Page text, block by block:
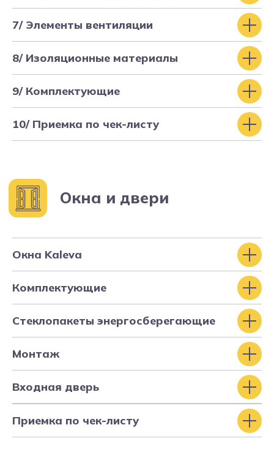
7/ Элементы вентиляции
8/ Изоляционные материалы
9/ Комплектующие
10/ Приемка по чек-листу
Окна Kaleva
Комплектующие
Стеклопакеты энергосберегающие
Монтаж
Входная дверь
Приемка по чек-листу